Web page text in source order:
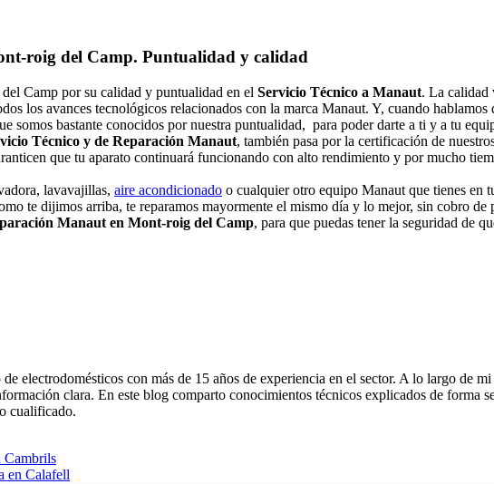
roig del Camp. Puntualidad y calidad
Camp por su calidad y puntualidad en el Servicio Técnico a Manaut. La calidad
los avances tecnológicos relacionados con la marca Manaut. Y, cuando
somos bastante conocidos por nuestra puntualidad, para poder darte a ti y a tu
Técnico y de Reparación Manaut, también pasa por la certificación de
que tu aparato continuará funcionando con alto rendimiento y por mucho
lavavajillas, aire acondicionado o cualquier otro equipo Manaut que tienes en
te dijimos arriba, te reparamos mayormente el mismo día y lo mejor, sin cobro
Manaut en Mont-roig del Camp, para que puedas tener la seguridad de
electrodomésticos con más de 15 años de experiencia en el sector. A lo largo de
clara. En este blog comparto conocimientos técnicos explicados de forma
cualificado.
Cambrils
en Calafell